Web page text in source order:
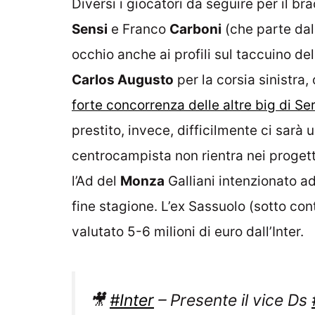
Diversi i giocatori da seguire per il
Sensi e Franco Carboni (che parte
occhio anche ai profili sul taccuino
Carlos Augusto per la corsia
forte concorrenza delle altre big di
prestito, invece, difficilmente ci sarà
centrocampista non rientra nei
l’Ad del Monza Galliani intenzionato
fine stagione. L’ex Sassuolo (sotto
valutato 5-6 milioni di euro dall’Inter.
🎥#Inter – Presente il vice Ds